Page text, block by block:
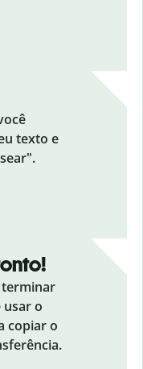
texto e
terminar
usar o
copiar o